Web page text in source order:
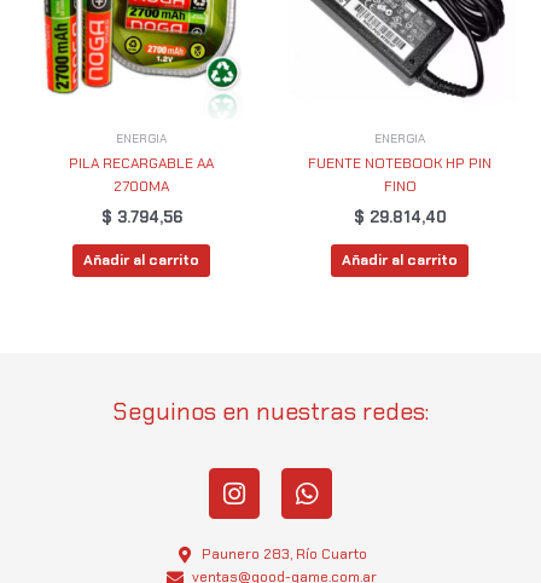
ENERGIA
PILA RECARGABLE AA
2700MA
$ 3.794,56
Añadir al carrito
ENERGIA
FUENTE NOTEBOOK HP PIN
FINO
$ 29.814,40
Añadir al carrito
Seguinos en nuestras redes:
I
n
t
W
h
t
Paunero 283, Río Cuarto
ventas@good-game.com.ar